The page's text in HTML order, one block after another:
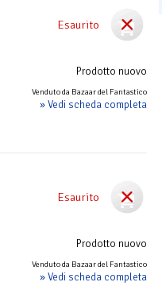
Esaurito
Prodotto nuovo
Venduto da Bazaar del Fantastico
» Vedi scheda completa
Esaurito
Prodotto nuovo
Venduto da Bazaar del Fantastico
» Vedi scheda completa